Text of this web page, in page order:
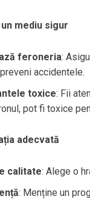
mediu sigur
feroneria:
accidentele.
toxice: Fii
pot fi toxice
adecvată
calitate: Alege o
: Menține un